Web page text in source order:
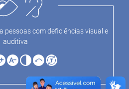
pessoas com deficiências visual e
auditiva